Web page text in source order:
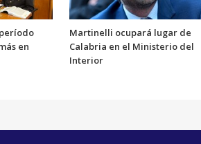
en
Martinelli ocupará lugar de
Calabria en el Ministerio del
Interior